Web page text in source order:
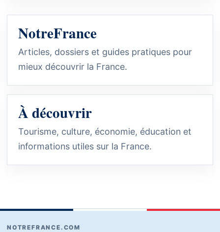
NotreFrance
Articles, dossiers et guides pratiques pour
mieux découvrir la France.
À découvrir
Tourisme, culture, économie, éducation et
informations utiles sur la France.
NOTREFRANCE.COM